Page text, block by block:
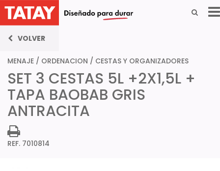
VOLVER
MENAJE / ORDENACION / CESTAS Y ORGANIZADORES
SET 3 CESTAS 5L +2X1,5L +
TAPA BAOBAB GRIS
ANTRACITA
REF. 7010814